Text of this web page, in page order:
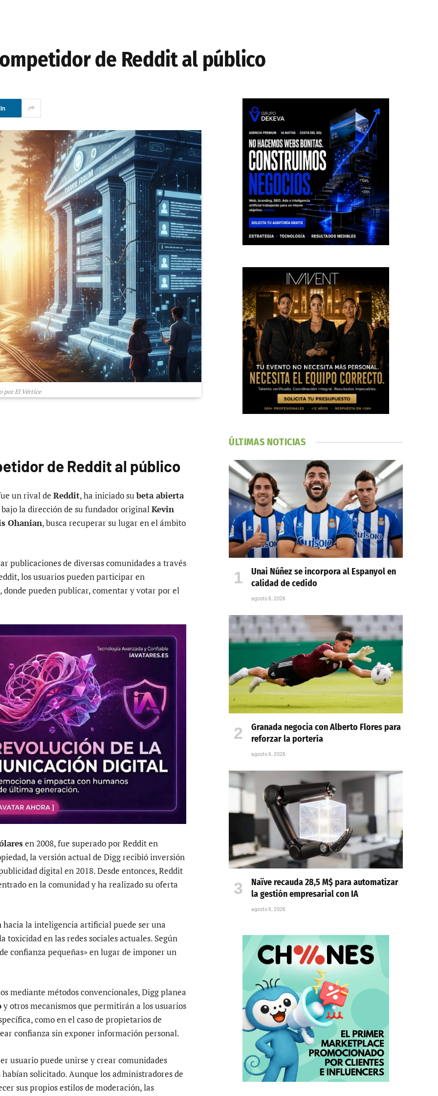
de Reddit al público
por El Vértice
de Reddit al público
un rival de Reddit, ha iniciado subeta abierta
la dirección de su fundador originalKevin
Ohanian, busca recuperar su lugar en el ámbito
publicaciones de diversas comunidades a través
los usuarios pueden participar en
donde pueden publicar, comentar y votar por el
en 2008, fue superado por Reddit en
la versión actual de Digg recibió inversión
digital en 2018. Desde entonces, Reddit
en la comunidad y ha realizado su oferta
la inteligencia artificial puede ser una
en las redes sociales actuales. Según
confianza pequeñas» en lugar de imponer un
mediante métodos convencionales, Digg planea
y otros mecanismos que permitirán a los usuarios
como en el caso de propietarios de
confianza sin exponer información personal.
usuario puede unirse y crear comunidades
solicitado. Aunque los administradores de
sus propios estilos de moderación, las
ÚLTIMAS NOTICIAS
Unai Núñez se incorpora al Espanyol en
calidad de cedido
agosto 6, 2026
Granada negocia con Alberto Flores para
reforzar la portería
agosto 6, 2026
Naïve recauda 28,5 M$ para automatizar
la gestión empresarial con IA
agosto 6, 2026